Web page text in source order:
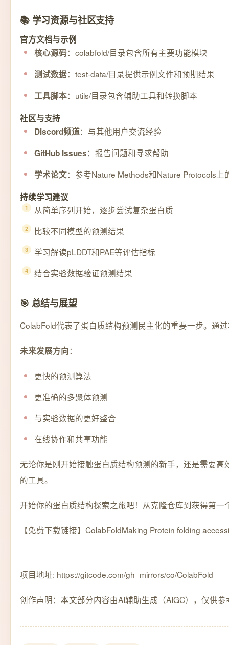
📚 学习资源与社区支持
官方文档与示例
核心源码：colabfold/目录包含所有主要功能模块
测试数据：test-data/目录提供示例文件和预期结果
工具脚本：utils/目录包含辅助工具和转换脚本
社区与支持
Discord频道：与其他用户交流经验
GitHub Issues：报告问题和寻求帮助
学术论文：参考Nature Methods和Nature Protocols上
持续学习建议
从简单序列开始，逐步尝试复杂蛋白质
比较不同模型的预测结果
学习解读pLDDT和PAE等评估指标
结合实验数据验证预测结果
🎯 总结与展望
ColabFold代表了蛋白质结构预测民主化的重要一步。通
未来发展方向：
更快的预测算法
更准确的多聚体预测
与实验数据的更好整合
在线协作和共享功能
无论你是刚开始接触蛋白质结构预测的新手，还是需要
的工具。
开始你的蛋白质结构探索之旅吧！从克隆仓库到获得第
【免费下载链接】ColabFoldMaking Protein folding
项目地址: https://gitcode.com/gh_mirrors/co/ColabFold
创作声明：本文部分内容由AI辅助生成（AIGC），仅供参